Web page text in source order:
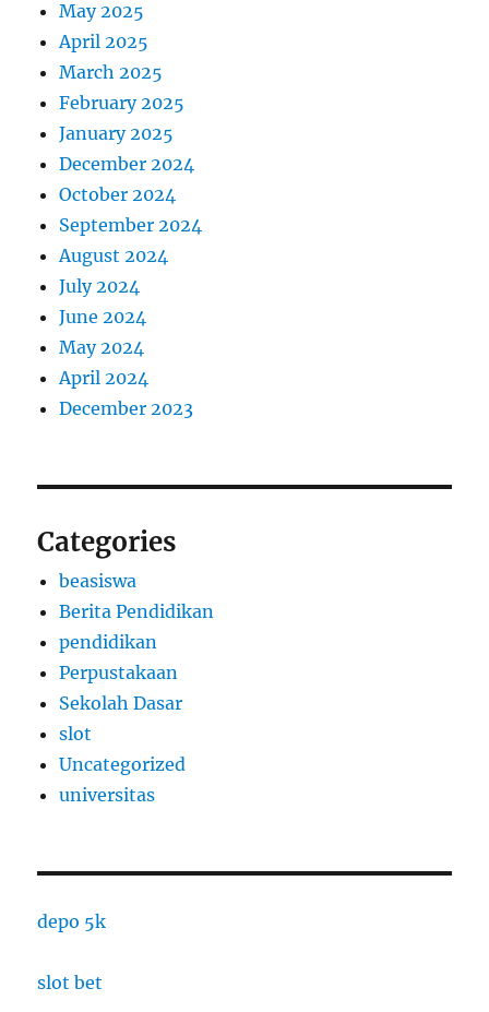
May 2025
April 2025
March 2025
February 2025
January 2025
December 2024
October 2024
September 2024
August 2024
July 2024
June 2024
May 2024
April 2024
December 2023
Categories
beasiswa
Berita Pendidikan
pendidikan
Perpustakaan
Sekolah Dasar
slot
Uncategorized
universitas
depo 5k
slot bet